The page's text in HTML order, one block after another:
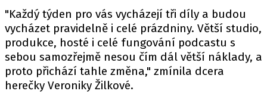
"Každý týden pro vás vycházejí tři díly a budou
vycházet pravidelně i celé prázdniny. Větší studio,
produkce, hosté i celé fungování podcastu s
sebou samozřejmě nesou čím dál větší náklady, a
proto přichází tahle změna," zmínila dcera
herečky Veroniky Žilkové.